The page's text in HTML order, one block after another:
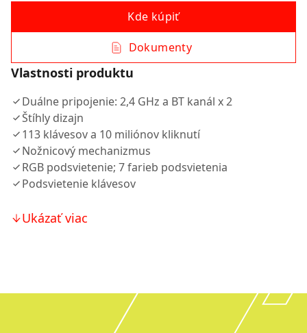
Kde kúpiť
Dokumenty
Vlastnosti produktu
Duálne pripojenie: 2,4 GHz a BT kanál x 2
Štíhly dizajn
113 klávesov a 10 miliónov kliknutí
Nožnicový mechanizmus
RGB podsvietenie; 7 farieb podsvietenia
Podsvietenie klávesov
Ukázať viac